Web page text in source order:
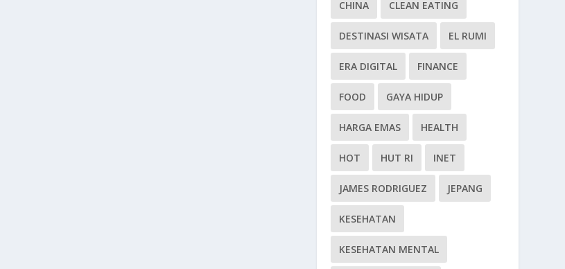
CHINA CLEAN EATING
DESTINASI WISATA EL RUMI
ERA DIGITAL FINANCE
FOOD GAYA HIDUP
HARGA EMAS HEALTH
HOT HUT RI INET
JAMES RODRIGUEZ JEPANG
KESEHATAN
KESEHATAN MENTAL